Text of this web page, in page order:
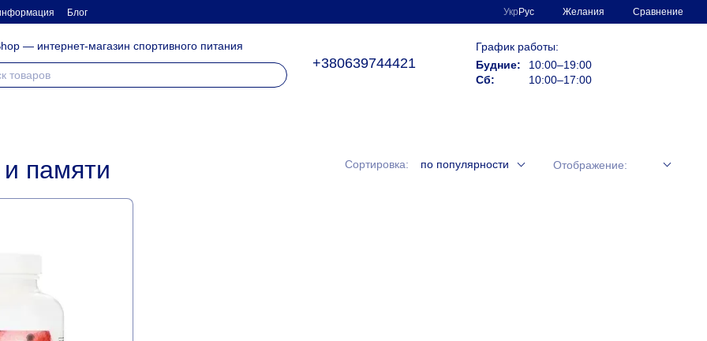
Блог Укр Рус Желания Сравнение
— интернет-магазин спортивного питания
+380639744421
График работы:
Будние:
10:00–19:00
Сб:
10:00–17:00
памяти Сортировка: по популярности Отображение: